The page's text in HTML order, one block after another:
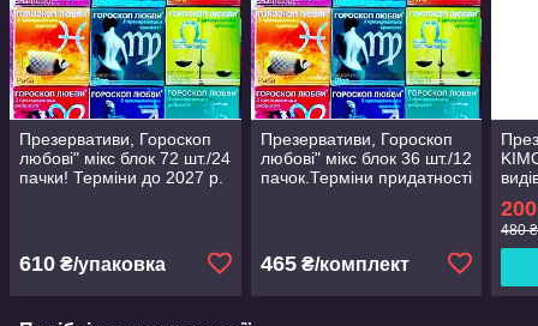
Презервативи, Гороскоп
любові" мікс блок 72 шт./24
пачки! Терміни до 2027 р.
610 ₴/упаковка
Презервативи, Гороскоп
любові" мікс блок 36 шт./12
пачок.Терміни придатності
465₴/комплект
200
480